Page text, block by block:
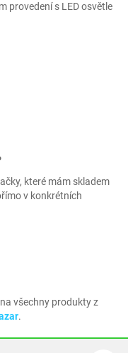
provedení s LED osvětle
které mám skladem
v konkrétních
všechny produkty z
.